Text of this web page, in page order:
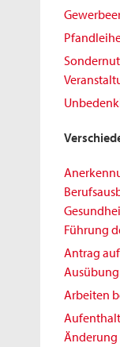
Führung
Antrag
Arbeiten